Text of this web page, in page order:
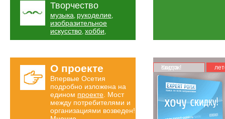
Творчество
музыка, рукоделие,
изобразительное
искусство, хобби,
О проекте
Впервые Осетия
подробно изложена на
едином проекте . Мост
между потребителями и
организациями возведен!
Карта скидок!